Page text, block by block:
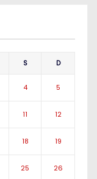
S D
4 5
11 12
18 19
25 26